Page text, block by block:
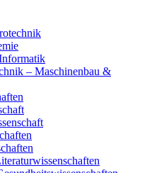
– Maschinenbau &